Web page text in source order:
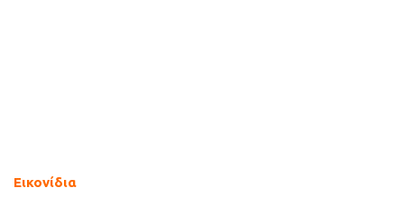
Εικονίδια